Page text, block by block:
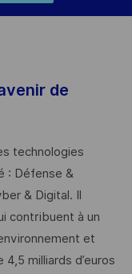
de
technologies
: Défense &
& Digital. Il
contribuent à un
et
milliards d’euros